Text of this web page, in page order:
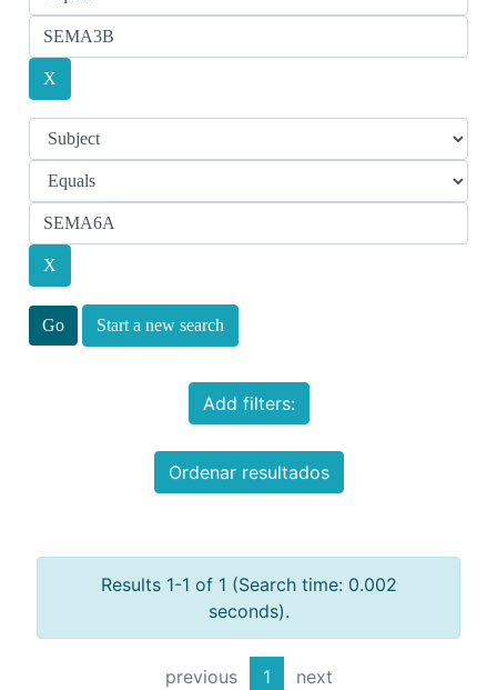
Start a new search
Add filters:
Ordenar resultados
Results 1-1 of 1 (Search time: 0.002
seconds).
previous 1 next